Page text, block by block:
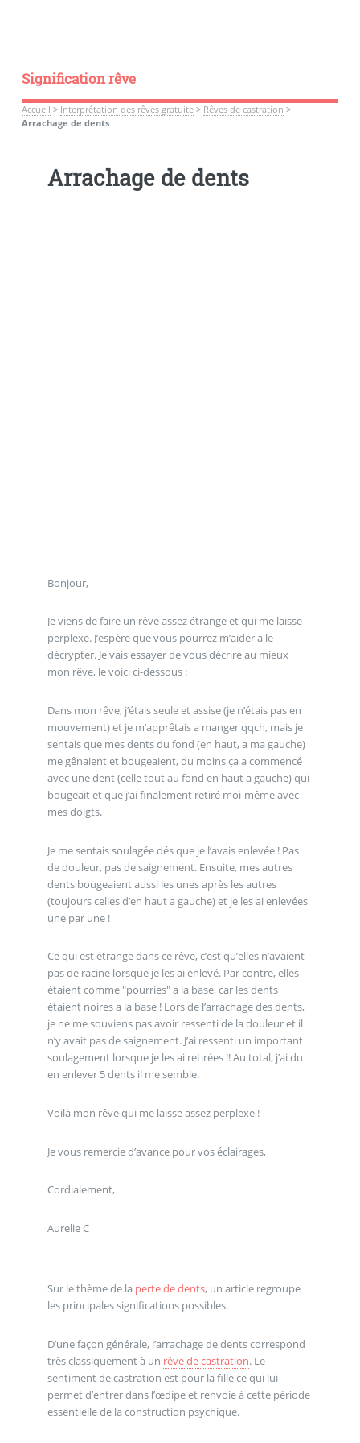
Signification rêve
Accueil > Interprétation des rêves gratuite> Rêves de castration >
Arrachage de dents
Arrachage de dents
Bonjour,
Je viens de faire un rêve assez étrange et qui me laisse
perplexe. J’espère que vous pourrez m’aider a le
décrypter. Je vais essayer de vous décrire au mieux
mon rêve, le voici ci-dessous :
Dans mon rêve, j’étais seule et assise (je n’étais pas en
mouvement) et je m’apprêtais a manger qqch, mais je
sentais que mes dents du fond (en haut, a ma gauche)
me gênaient et bougeaient, du moins ça a commencé
avec une dent (celle tout au fond en haut a gauche) qui
bougeait et que j’ai finalement retiré moi-même avec
mes doigts.
Je me sentais soulagée dés que je l’avais enlevée ! Pas
de douleur, pas de saignement. Ensuite, mes autres
dents bougeaient aussi les unes après les autres
(toujours celles d’en haut a gauche) et je les ai enlevées
une par une !
Ce qui est étrange dans ce rêve, c’est qu’elles n’avaient
pas de racine lorsque je les ai enlevé. Par contre, elles
étaient comme "pourries" a la base, car les dents
étaient noires a la base ! Lors de l’arrachage des dents,
je ne me souviens pas avoir ressenti de la douleur et il
n’y avait pas de saignement. J’ai ressenti un important
soulagement lorsque je les ai retirées !! Au total, j’ai du
en enlever 5 dents il me semble.
Voilà mon rêve qui me laisse assez perplexe !
Je vous remercie d’avance pour vos éclairages,
Cordialement,
Aurelie C
Sur le thème de la perte de dents, un article regroupe
les principales significations possibles.
D’une façon générale, l’arrachage de dents correspond
très classiquement à un rêve de castration. Le
sentiment de castration est pour la fille ce qui lui
permet d’entrer dans l’œdipe et renvoie à cette période
essentielle de la construction psychique.